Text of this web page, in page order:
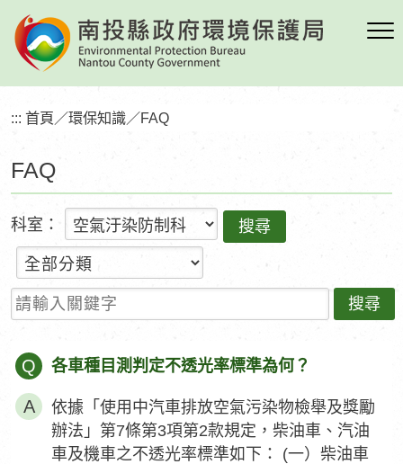
到
要
塊FAQ
::: 首頁 ／環保知識／FAQ
科室：
請輸入關鍵字
Q 各車種目測判定不透光率標準為何？
依據「使用中汽車排放空氣污染物檢舉及獎勵
辦法」第7條第3項第2款規定，柴油車、汽油
車及機車之不透光率標準如下： (一）柴油車